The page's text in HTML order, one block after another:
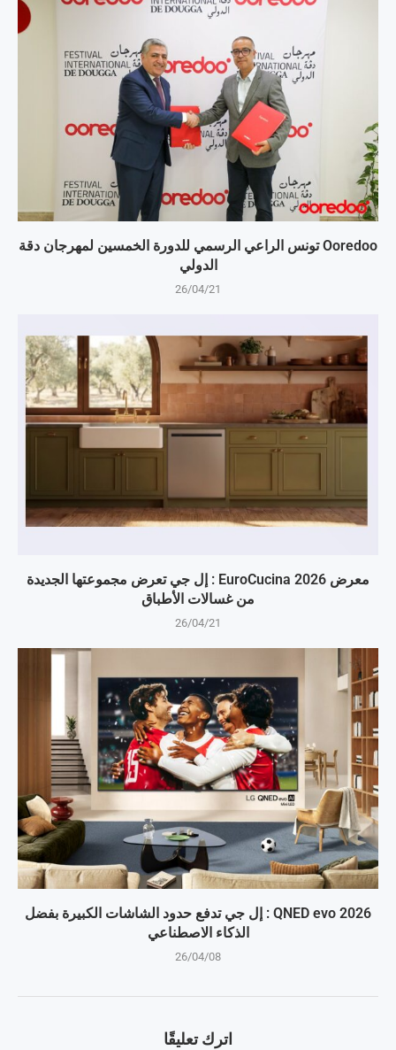
Ooredoo تونس الراعي الرسمي للدورة الخمسين لمهرجان دقة
الدولي
26/04/21
معرض EuroCucina 2026 : إل جي تعرض مجموعتها الجديدة
من غسالات الأطباق
26/04/21
QNED evo 2026 : إل جي تدفع حدود الشاشات الكبيرة بفضل
الذكاء الاصطناعي
26/04/08
اترك تعليقًا